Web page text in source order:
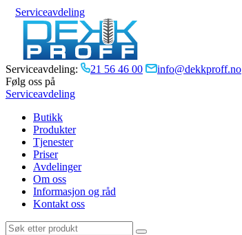
Serviceavdeling
Serviceavdeling: 21 56 46 00 info@dekkproff.no
Følg oss på
Serviceavdeling
Butikk
Produkter
Tjenester
Priser
Avdelinger
Om oss
Informasjon og råd
Kontakt oss